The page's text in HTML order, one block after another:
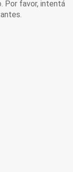
Por favor, intentá